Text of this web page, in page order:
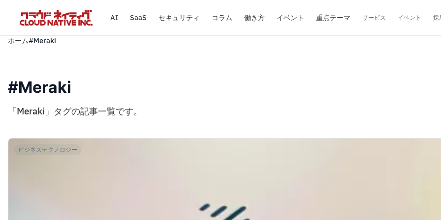
AI SaaS セキュリティ コラム 働き方 イベント 重点テーマ サービス イベント 採
ホーム#Meraki
#Meraki
「Meraki」タグの記事一覧です。
ビジネステクノロジー